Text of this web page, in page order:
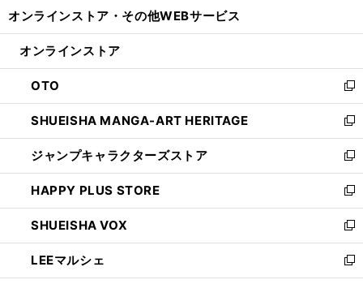
開
ン
ウ
で
開
く
ウ
ン
ド
ウ
で
開
く
オンラインストア・ その他WEBサービス
オンラインストア
OTO
新
し
い
ウ
ィ
ン
ド
ウ
で
開
く
SHUEISHA MANGA-ART HERITAGE
新
し
い
ウ
ィ
ン
ド
ウ
で
開
ジャンプキャラクターズストア
新
し
い
ウ
ィ
ン
ド
ウ
HAPPY PLUS STORE
新
し
い
ウ
ィ
ン
SHUEISHA VOX
新
し
い
ウ
LEEマルシェ
新
し